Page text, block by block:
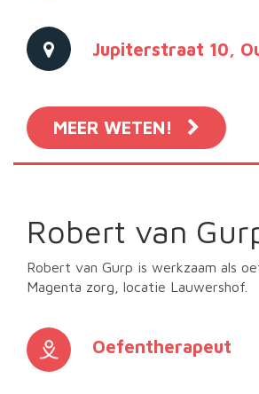
Jupiterstraat 10,
MEER WETEN!
Robert van
Robert van Gurp is werkzaam als
Magenta zorg, locatie Lauwershof.
Oefentherapeut